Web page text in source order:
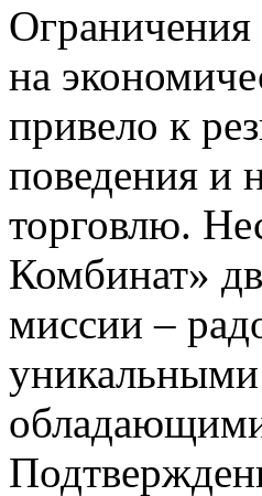
Ограничения
на
привело к
поведения и
торговлю.
Комбинат»
миссии –